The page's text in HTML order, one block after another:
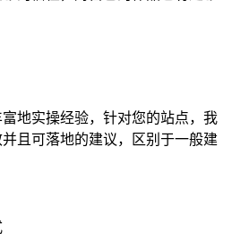
地实操经验，针对您的站点，我
且可落地的建议，区别于一般建